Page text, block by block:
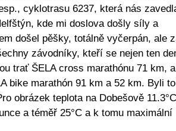
cyklotrasu 6237, která nás
kde mi doslova došly síly a
došel pěšky, totálně vyčerpán, ale
závodníky, kteří se nejen ten
trať ŠELA cross marathónu 71 km,
bike marathón 91 km a 52 km. Byli to
obrázek teplota na Dobešově
a téměř 25°C a k tomu maximální